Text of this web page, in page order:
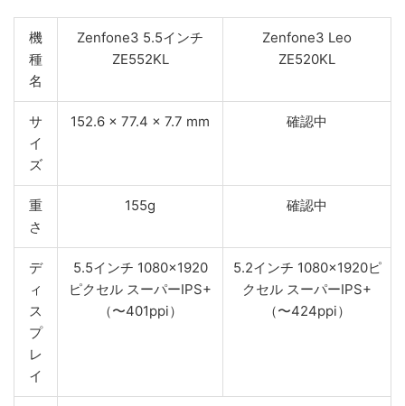
機
種
名
Zenfone3 5.5インチ
ZE552KL
Zenfone3 Leo
ZE520KL
サ
イ
ズ
152.6 x 77.4 x 7.7 mm 確認中
重
さ
155g 確認中
デ
ィ
ス
プ
レ
イ
5.5インチ 1080×1920
ピクセル スーパーIPS+
（〜401ppi）
5.2インチ 1080×1920ピ
クセル スーパーIPS+
（〜424ppi）